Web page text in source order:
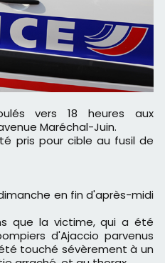
Maréchal-Juin.
pris pour cible au fusil de
en fin d'après-midi
que la victime, qui a été
d'Ajaccio parvenus
touché sévèrement à un